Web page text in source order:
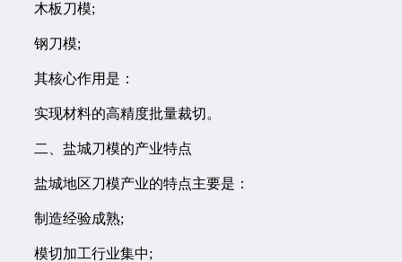
木板刀模;
钢刀模;
其核心作用是：
实现材料的高精度批量裁切。
二、盐城刀模的产业特点
盐城地区刀模产业的特点主要是：
制造经验成熟;
模切加工行业集中;